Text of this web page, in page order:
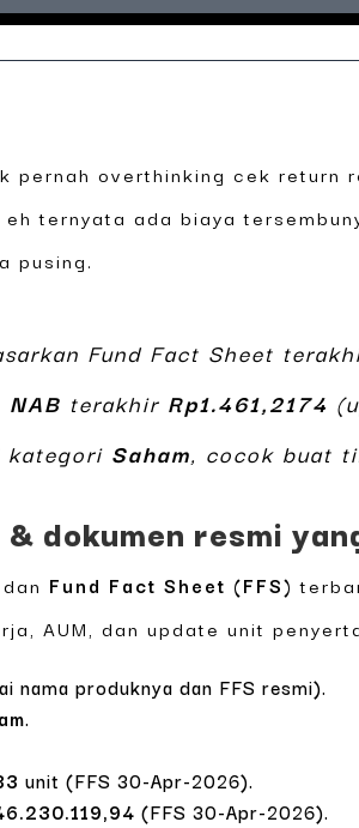
pernah overthinking cek
eh ternyata ada biaya
pusing.
Fund Fact Sheet
NAB terakhir Rp1.461,2174
kategori Saham, cocok buat
dokumen resmi
dan Fund Fact Sheet (FFS)
AUM, dan update unit
nama produknya dan FFS resmi).
.
unit (FFS 30-Apr-2026).
(FFS 30-Apr-2026).